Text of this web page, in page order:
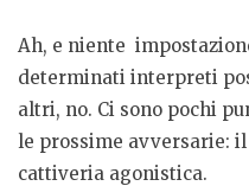
Ah, e niente
determinati interpreti
altri, no. Ci sono pochi
le prossime avversarie:
cattiveria agonistica.